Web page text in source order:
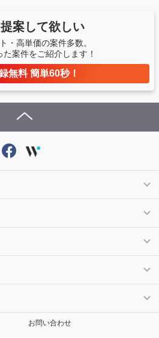
案して欲しい
・高単価の案件多数。
た案件をご紹介します！
無料 簡単60秒！
AWS案件特集
フリーランスの声
スキル・テクノロジー
採用
お問い合わせ